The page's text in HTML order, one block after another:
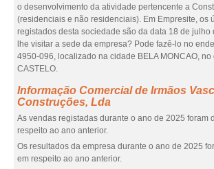
o desenvolvimento da atividade pertencente a
(residenciais e não residenciais). Em Empresite, os
registados desta sociedade são da data 18 de julho
lhe visitar a sede da empresa? Pode fazê-lo no
4950-096, localizado na cidade BELA MONCAO, no
CASTELO.
Informação Comercial de Irmãos
Construções, Lda
As vendas registadas durante o ano de 2025 foram
respeito ao ano anterior.
Os resultados da empresa durante o ano de 2025
em respeito ao ano anterior.